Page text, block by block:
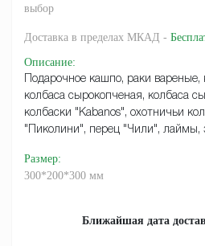
выбор
Доставка в пределах МКАД -
Описание:
Подарочное кашпо, раки вареные,
колбаса сырокопченая, колбаса
колбаски "Kabanos", охотничьи
"Пиколини", перец "Чили", лаймы,
Размер:
300*200*300 мм
Ближайшая дата